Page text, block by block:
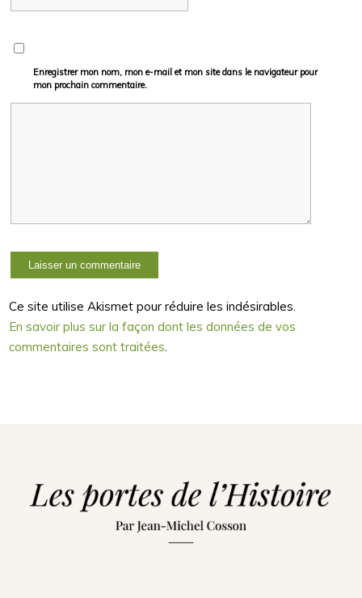
Enregistrer mon nom, mon e-mail et mon site dans le navigateur pour
mon prochain commentaire.
Ce site utilise Akismet pour réduire les indésirables.
En savoir plus sur la façon dont les données de vos
commentaires sont traitées